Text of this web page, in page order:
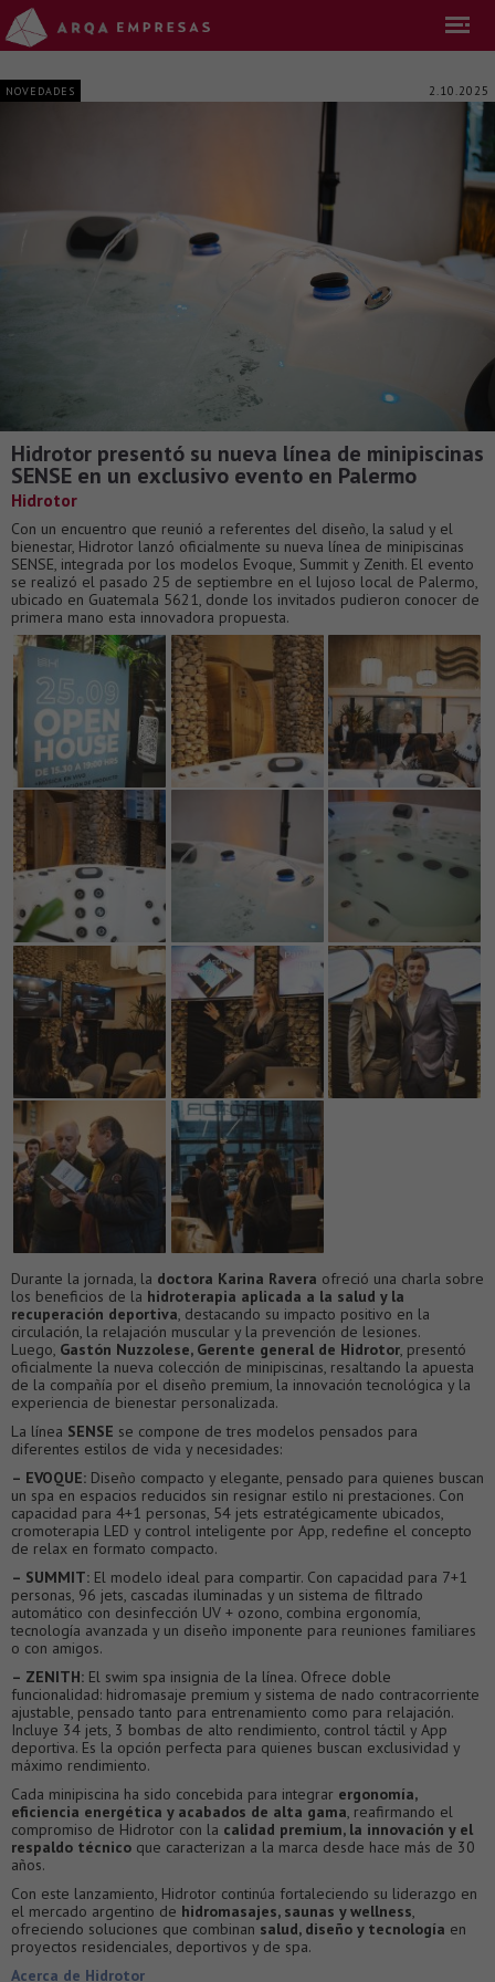
NOVEDADES 2.10.2025
Hidrotor presentó su nueva línea de minipiscinas
SENSE en un exclusivo evento en Palermo
Hidrotor
Con un encuentro que reunió a referentes del diseño, la salud y el
bienestar, Hidrotor lanzó oficialmente su nueva línea de minipiscinas
SENSE, integrada por los modelos Evoque, Summit y Zenith. El evento
se realizó el pasado 25 de septiembre en el lujoso local de Palermo,
ubicado en Guatemala 5621, donde los invitados pudieron conocer de
primera mano esta innovadora propuesta.
Durante la jornada, la doctora Karina Ravera ofreció una charla sobre
los beneficios de la hidroterapia aplicada a la salud y la
recuperación deportiva, destacando su impacto positivo en la
circulación, la relajación muscular y la prevención de lesiones.
Luego, Gastón Nuzzolese, Gerente general de Hidrotor, presentó
oficialmente la nueva colección de minipiscinas, resaltando la apuesta
de la compañía por el diseño premium, la innovación tecnológica y la
experiencia de bienestar personalizada.
La línea SENSE se compone de tres modelos pensados para
diferentes estilos de vida y necesidades:
– EVOQUE: Diseño compacto y elegante, pensado para quienes buscan
un spa en espacios reducidos sin resignar estilo ni prestaciones. Con
capacidad para 4+1 personas, 54 jets estratégicamente ubicados,
cromoterapia LED y control inteligente por App, redefine el concepto
de relax en formato compacto.
– SUMMIT: El modelo ideal para compartir. Con capacidad para 7+1
personas, 96 jets, cascadas iluminadas y un sistema de filtrado
automático con desinfección UV + ozono, combina ergonomía,
tecnología avanzada y un diseño imponente para reuniones familiares
o con amigos.
– ZENITH: El swim spa insignia de la línea. Ofrece doble
funcionalidad: hidromasaje premium y sistema de nado contracorriente
ajustable, pensado tanto para entrenamiento como para relajación.
Incluye 34 jets, 3 bombas de alto rendimiento, control táctil y App
deportiva. Es la opción perfecta para quienes buscan exclusividad y
máximo rendimiento.
Cada minipiscina ha sido concebida para integrar ergonomía,
eficiencia energética y acabados de alta gama, reafirmando el
compromiso de Hidrotor con la calidad premium, la innovación y el
respaldo técnico que caracterizan a la marca desde hace más de 30
años.
Con este lanzamiento, Hidrotor continúa fortaleciendo su liderazgo en
el mercado argentino de hidromasajes, saunas y wellness,
ofreciendo soluciones que combinan salud, diseño y tecnología en
proyectos residenciales, deportivos y de spa.
Acerca de Hidrotor